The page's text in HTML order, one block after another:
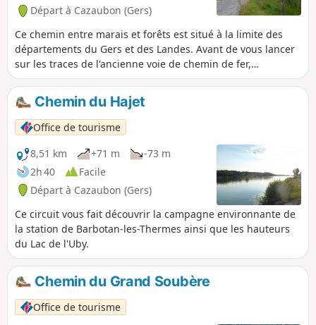
Départ à Cazaubon (Gers)
Ce chemin entre marais et forêts est situé à la limite des
départements du Gers et des Landes. Avant de vous lancer
sur les traces de l'ancienne voie de chemin de fer,
aujourd'hui Voie Verte du Marsan et de l'Armagnac, profiter
de la richesse de notre patrimoine naturel.
Chemin du Hajet
Office de tourisme
8,51 km
+71 m
-73 m
2h 40
Facile
Départ à Cazaubon (Gers)
Ce circuit vous fait découvrir la campagne environnante de
la station de Barbotan-les-Thermes ainsi que les hauteurs
du Lac de l'Uby.
Chemin du Grand Soubère
Office de tourisme